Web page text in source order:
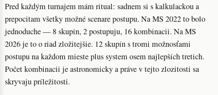
Pred každým turnajem mám ritual: sadnem si s kalkulackou a
prepocitam všetky možné scenare postupu. Na MS 2022 to bolo
jednoduche — 8 skupin, 2 postupuju, 16 kombinacii. Na MS
2026 je to o riad zložitejšie. 12 skupín s tromi možnosťami
postupu na každom mieste plus system osem najlepších tretich.
Počet kombinacii je astronomicky a práve v tejto zlozitosti sa
skryvaju príležitosti.